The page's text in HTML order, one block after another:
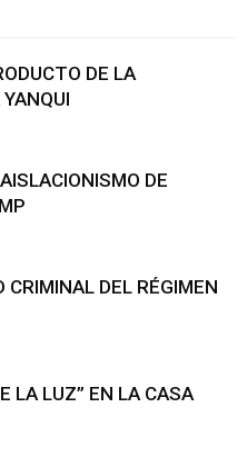
DE LA
DE
CRIMINAL DEL RÉGIMEN
LA LUZ” EN LA CASA